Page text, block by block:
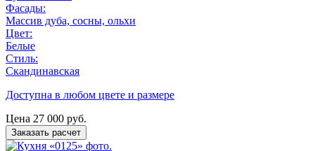
Фасады:
Массив дуба, сосны, ольхи
Цвет:
Белые
Стиль:
Скандинавская
Доступна в любом цвете и размере
Цена 27 000 руб.
Заказать расчет